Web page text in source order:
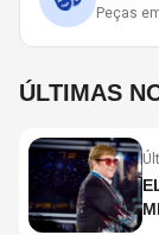
Peças
ÚLTIMAS